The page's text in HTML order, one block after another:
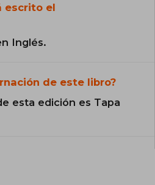
escrito el
Inglés.
de este libro?
esta edición es Tapa